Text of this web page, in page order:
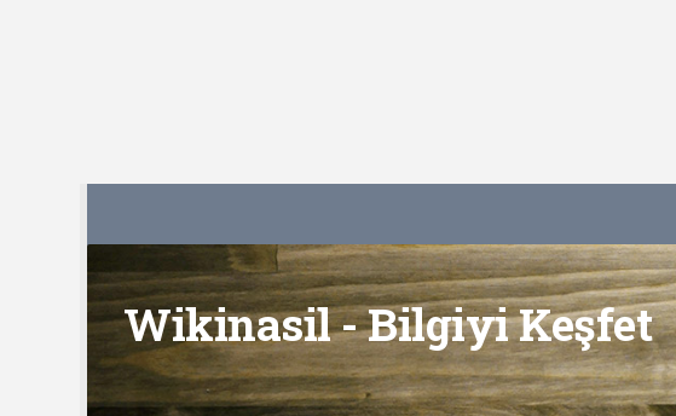
Wikinasil - Bilgiyi Keşfet